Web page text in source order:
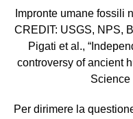
Impronte umane fossili
CREDIT: USGS, NPS,
Pigati et al.,
controversy of ancient
Science
Per dirimere la